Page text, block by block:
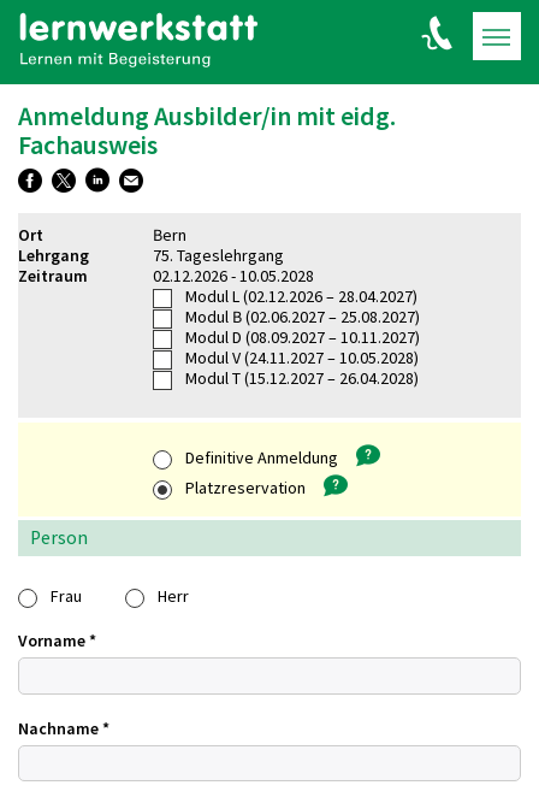
Anmeldung Ausbilder/in mit eidg.
Fachausweis
Ort
Bern
Lehrgang
75. Tageslehrgang
Zeitraum
02.12.2026 - 10.05.2028
Modul L(02.12.2026 – 28.04.2027)
Modul B(02.06.2027 – 25.08.2027)
Modul D (08.09.2027 – 10.11.2027)
Modul V(24.11.2027 – 10.05.2028)
Modul T(15.12.2027 – 26.04.2028)
Definitive Anmeldung
Platzreservation
Person
Frau Herr
Vorname*
Nachname*